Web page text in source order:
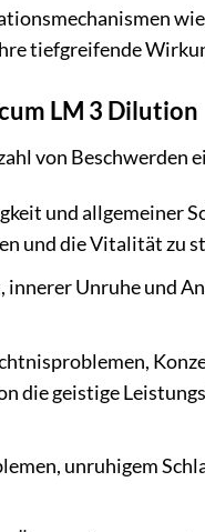
tiefgreifende
LM 3 Dilution
von Beschwerden
und allgemeiner
und die Vitalität zu
Unruhe und
die geistige
unruhigem